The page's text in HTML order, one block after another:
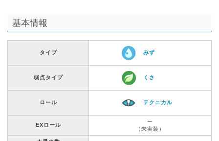
基本情報
タイプ みず
弱点タイプ くさ
ロール テクニカル
EXロール
ー
（未実装）